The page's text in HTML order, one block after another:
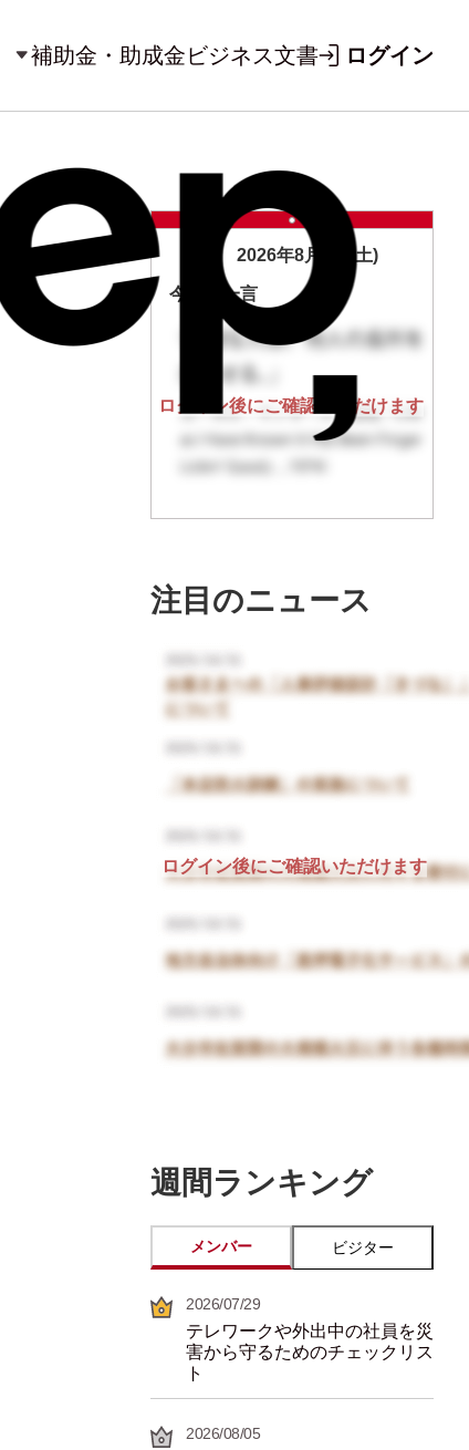
補助金・助成金ビジネス文書 ログイン
2026年8月8日(土)
今日の一言
ログイン後にご確認いただけます
注目のニュース
ログイン後にご確認いただけます
週間ランキング
メンバー ビジター
2026/07/29
テレワークや外出中の社員を災
害から守るためのチェックリス
ト
2026/08/05